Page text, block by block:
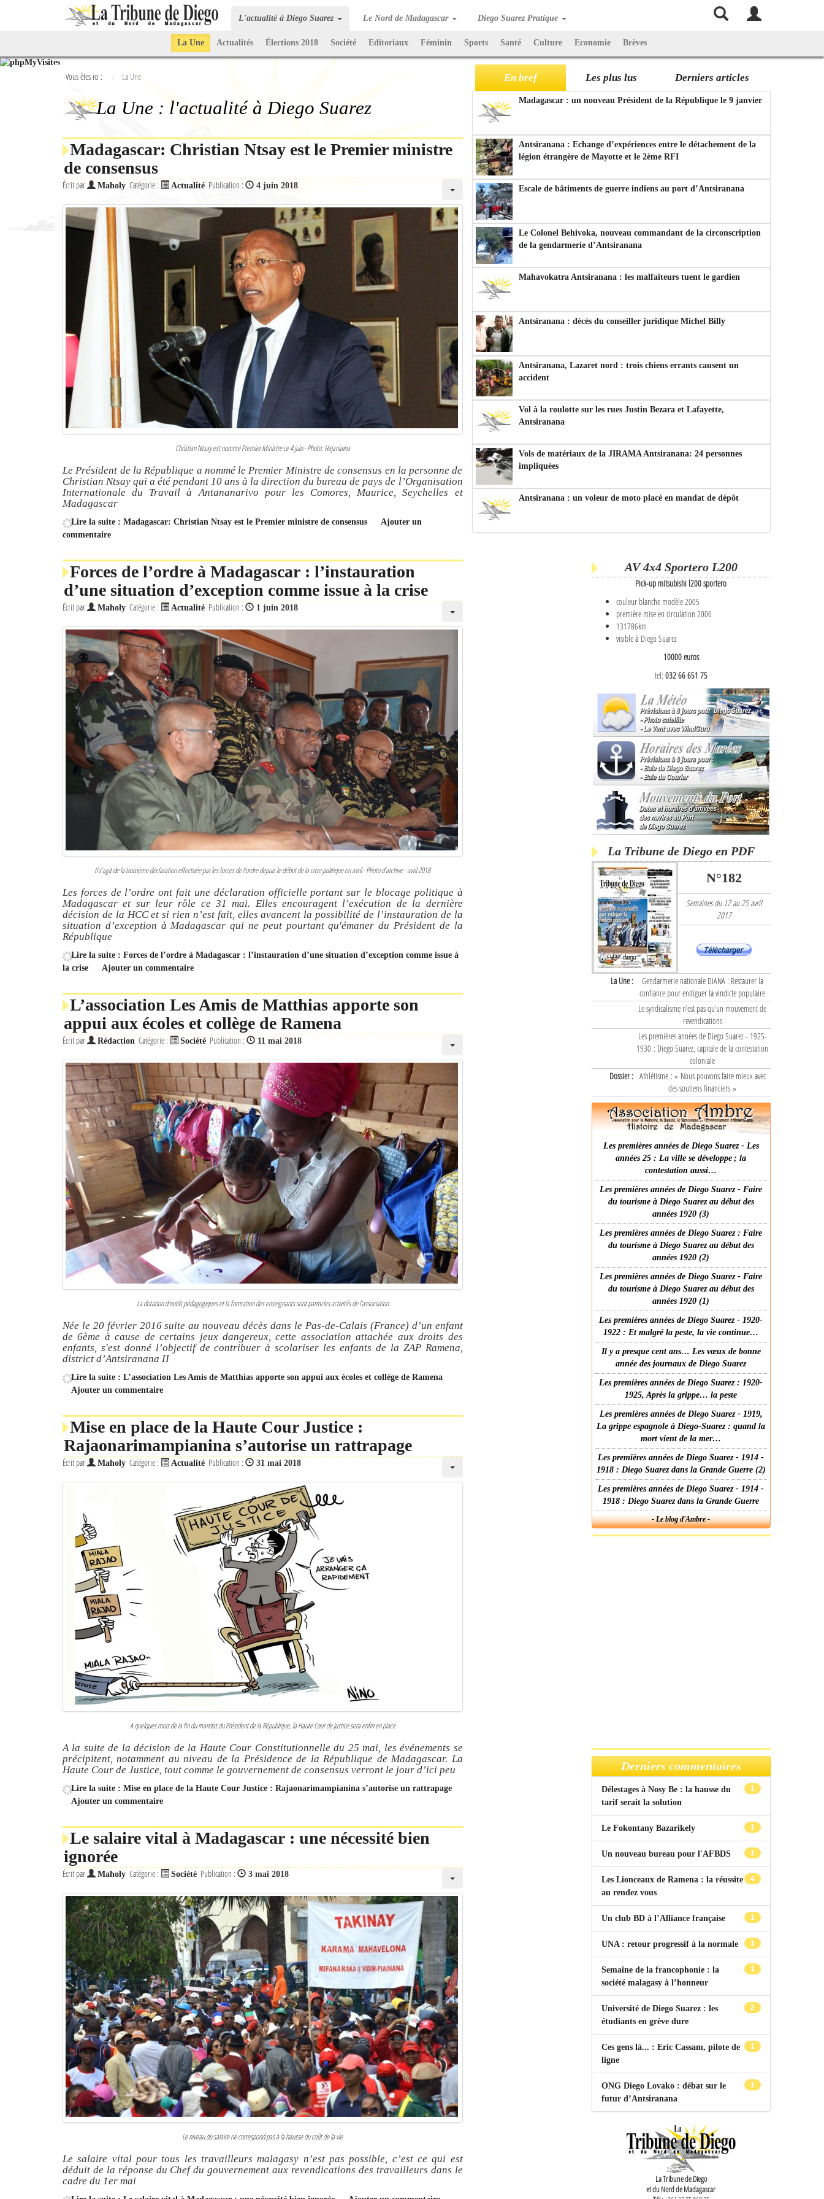
L'actualité à Diego Suarez Le Nord de Madagascar Diego Suarez Pratique
La Une Actualités Élections 2018 Société Editoriaux Féminin Sports Santé Culture Economie Brèves
Vous êtes ici : La Une
La Une : l'actualité à Diego Suarez
Madagascar: Christian Ntsay est le Premier ministre
de consensus
Écrit par Maholy Catégorie : Actualité Publication : 4 juin 2018
Christian Ntsay est nommé Premier Ministre ce 4 juin - Photo: Hajaniaina
Le Président de la République a nommé le Premier Ministre de consensus en la personne de
Christian Ntsay qui a été pendant 10 ans à la direction du bureau de pays de l’Organisation
Internationale du Travail à Antananarivo pour les Comores, Maurice, Seychelles et
Madagascar
Lire la suite : Madagascar: Christian Ntsay est le Premier ministre de consensus
Ajouter un
commentaire
Forces de l’ordre à Madagascar : l’instauration
d’une situation d’exception comme issue à la crise
Écrit par Maholy Catégorie : Actualité Publication : 1 juin 2018
Il s’agit de la troisième déclaration effectuée par les forces de l’ordre depuis le début de la crise politique en avril - Photo d’archive - avril 2018
Les forces de l’ordre ont fait une déclaration officielle portant sur le blocage politique à
Madagascar et sur leur rôle ce 31 mai. Elles encouragent l’exécution de la dernière
décision de la HCC et si rien n’est fait, elles avancent la possibilité de l’instauration de la
situation d’exception à Madagascar qui ne peut pourtant qu'émaner du Président de la
République
Lire la suite : Forces de l’ordre à Madagascar : l’instauration d’une situation d’exception comme issue à
la crise
Ajouter un commentaire
L’association Les Amis de Matthias apporte son
appui aux écoles et collège de Ramena
Écrit par Rédaction Catégorie : Société Publication : 11 mai 2018
La dotation d'outils pédagogiques et la formation des enseignants sont parmi les activités de l'association
Née le 20 février 2016 suite au nouveau décès dans le Pas-de-Calais (France) d’un enfant
de 6ème à cause de certains jeux dangereux, cette association attachée aux droits des
enfants, s'est donné l’objectif de contribuer à scolariser les enfants de la ZAP Ramena,
district d’Antsiranana II
Lire la suite : L’association Les Amis de Matthias apporte son appui aux écoles et collège de Ramena
Ajouter un commentaire
Mise en place de la Haute Cour Justice :
Rajaonarimampianina s’autorise un rattrapage
Écrit par Maholy Catégorie : Actualité Publication : 31 mai 2018
A quelques mois de la fin du mandat du Président de la République, la Haute Cour de Justice sera enfin en place
A la suite de la décision de la Haute Cour Constitutionnelle du 25 mai, les événements se
précipitent, notamment au niveau de la Présidence de la République de Madagascar. La
Haute Cour de Justice, tout comme le gouvernement de consensus verront le jour d’ici peu
Lire la suite : Mise en place de la Haute Cour Justice : Rajaonarimampianina s’autorise un rattrapage
Ajouter un commentaire
Le salaire vital à Madagascar : une nécessité bien
ignorée
Écrit par Maholy Catégorie : Société Publication : 3 mai 2018
Le niveau du salaire ne correspond pas à la hausse du coût de la vie
Le salaire vital pour tous les travailleurs malagasy n’est pas possible, c’est ce qui est
déduit de la réponse du Chef du gouvernement aux revendications des travailleurs dans le
cadre du 1er mai
En bref Les plus lus Derniers articles
Madagascar : un nouveau Président de la République le 9 janvier
Antsiranana : Echange d’expériences entre le détachement de la
légion étrangère de Mayotte et le 2ème RFI
Escale de bâtiments de guerre indiens au port d’Antsiranana
Le Colonel Behivoka, nouveau commandant de la circonscription
de la gendarmerie d’Antsiranana
Mahavokatra Antsiranana : les malfaiteurs tuent le gardien
Antsiranana : décès du conseiller juridique Michel Billy
Antsiranana, Lazaret nord : trois chiens errants causent un
accident
Vol à la roulotte sur les rues Justin Bezara et Lafayette,
Antsiranana
Vols de matériaux de la JIRAMA Antsiranana: 24 personnes
impliquées
Antsiranana : un voleur de moto placé en mandat de dépôt
AV 4x4 Sportero L200
Pick-up mitsubishi l200 sportero
couleur blanche modèle 2005
première mise en circulation 2006
131786km
visible à Diego Suarez
10000 euros
tel: 032 66 651 75
La Tribune de Diego en PDF
N°182
Semaines du 12 au 25 avril
2017
La Une :
Gendarmerie nationale DIANA : Restaurer la
confiance pour endiguer la vindicte populaire
Le syndicalisme n’est pas qu’un mouvement de
revendications
Les premières années de Diego Suarez - 1925-
1930 : Diego Suarez, capitale de la contestation
coloniale
Dossier : Athlétisme : « Nous pouvons faire mieux avec
des soutiens financiers »
Les premières années de Diego Suarez - Les
années 25 : La ville se développe ; la
contestation aussi…
Les premières années de Diego Suarez - Faire
du tourisme à Diego Suarez au début des
années 1920 (3)
Les premières années de Diego Suarez : Faire
du tourisme à Diego Suarez au début des
années 1920 (2)
Les premières années de Diego Suarez - Faire
du tourisme à Diego Suarez au début des
années 1920 (1)
Les premières années de Diego Suarez - 1920-
1922 : Et malgré la peste, la vie continue…
Il y a presque cent ans… Les vœux de bonne
année des journaux de Diego Suarez
Les premières années de Diego Suarez : 1920-
1925, Après la grippe… la peste
Les premières années de Diego Suarez - 1919,
La grippe espagnole à Diego-Suarez : quand la
mort vient de la mer…
Les premières années de Diego Suarez - 1914 -
1918 : Diego Suarez dans la Grande Guerre (2)
Les premières années de Diego Suarez - 1914 -
1918 : Diego Suarez dans la Grande Guerre
- Le blog d'Ambre -
Derniers commentaires
1
Délestages à Nosy Be : la hausse du
tarif serait la solution
1
Le Fokontany Bazarikely
1
Un nouveau bureau pour l'AFBDS
4
Les Lionceaux de Ramena : la réussite
au rendez vous
1
Un club BD à l’Alliance française
1
UNA : retour progressif à la normale
1
Semaine de la francophonie : la
société malagasy à l’honneur
2
Université de Diego Suarez : les
étudiants en grève dure
1
Ces gens là... : Eric Cassam, pilote de
ligne
1
ONG Diego Lovako : débat sur le
futur d’Antsiranana
La Tribune de Diego
et du Nord de Madagascar